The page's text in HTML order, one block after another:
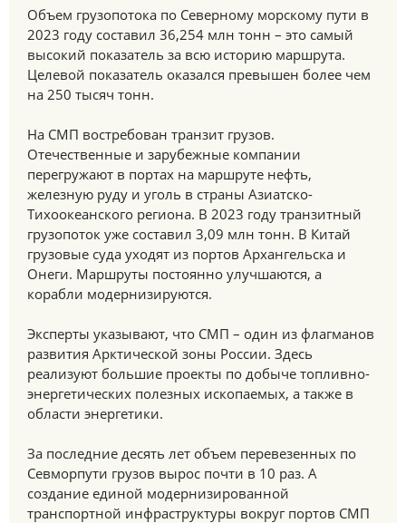
Объем грузопотока по Северному морскому пути в
2023 году составил 36,254 млн тонн – это самый
высокий показатель за всю историю маршрута.
Целевой показатель оказался превышен более чем
на 250 тысяч тонн.
На СМП востребован транзит грузов.
Отечественные и зарубежные компании
перегружают в портах на маршруте нефть,
железную руду и уголь в страны Азиатско-
Тихоокеанского региона. В 2023 году транзитный
грузопоток уже составил 3,09 млн тонн. В Китай
грузовые суда уходят из портов Архангельска и
Онеги. Маршруты постоянно улучшаются, а
корабли модернизируются.
Эксперты указывают, что СМП – один из флагманов
развития Арктической зоны России. Здесь
реализуют большие проекты по добыче топливно-
энергетических полезных ископаемых, а также в
области энергетики.
За последние десять лет объем перевезенных по
Севморпути грузов вырос почти в 10 раз. А
создание единой модернизированной
транспортной инфраструктуры вокруг портов СМП